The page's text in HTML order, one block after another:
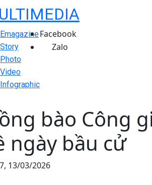
Emagazine
Story
Photo
Video
Infographic
Facebook
Zalo
bào Công
ngày bầu cử
13/03/2026